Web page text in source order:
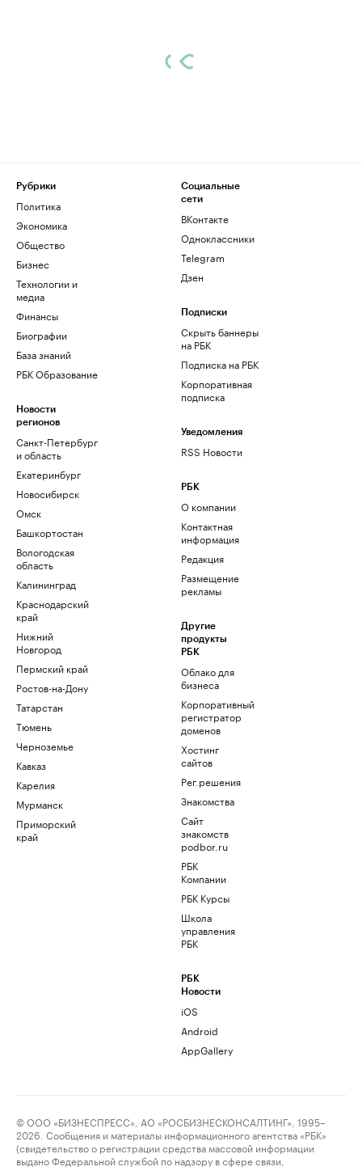
Рубрики
Политика
Экономика
Общество
Бизнес
Технологии и
медиа
Финансы
Биографии
База знаний
РБК Образование
Новости
регионов
Санкт-Петербург
и область
Екатеринбург
Новосибирск
Омск
Башкортостан
Вологодская
область
Калининград
Краснодарский
край
Нижний
Новгород
Пермский край
Ростов-на-Дону
Татарстан
Тюмень
Черноземье
Кавказ
Карелия
Мурманск
Приморский
край
Социальные
сети
ВКонтакте
Одноклассники
Telegram
Дзен
Подписки
Скрыть баннеры
на РБК
Подписка на РБК
Корпоративная
подписка
Уведомления
RSS Новости
РБК
О компании
Контактная
информация
Редакция
Размещение
рекламы
Другие
продукты
РБК
Облако для
бизнеса
Корпоративный
регистратор
доменов
Хостинг
сайтов
Рег.решения
Знакомства
Сайт
знакомств
podbor.ru
РБК
Компании
РБК Курсы
Школа
управления
РБК
РБК
Новости
iOS
Android
AppGallery
© ООО «БИЗНЕСПРЕСС», АО «РОСБИЗНЕСКОНСАЛТИНГ», 1995–
2026. Сообщения и материалы информационного агентства «РБК»
(свидетельство о регистрации средства массовой информации
выдано Федеральной службой по надзору в сфере связи,